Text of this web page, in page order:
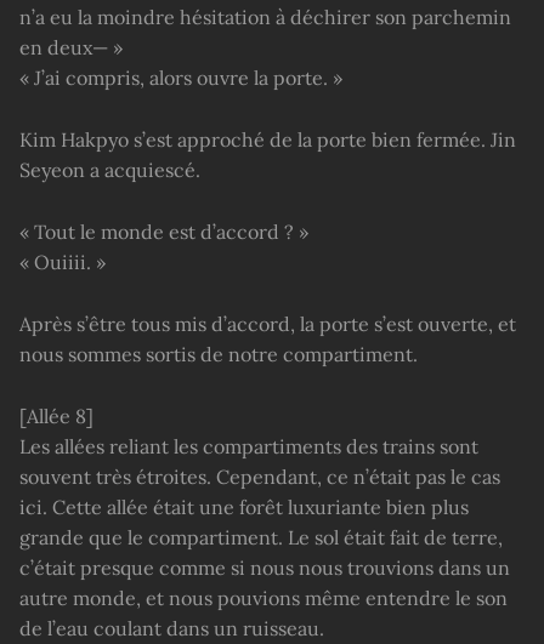
n’a eu la moindre hésitation à déchirer son parchemin
en deux— »
« J’ai compris, alors ouvre la porte. »
Kim Hakpyo s’est approché de la porte bien fermée. Jin
Seyeon a acquiescé.
« Tout le monde est d’accord ? »
« Ouiiii. »
Après s’être tous mis d’accord, la porte s’est ouverte, et
nous sommes sortis de notre compartiment.
[Allée 8]
Les allées reliant les compartiments des trains sont
souvent très étroites. Cependant, ce n’était pas le cas
ici. Cette allée était une forêt luxuriante bien plus
grande que le compartiment. Le sol était fait de terre,
c’était presque comme si nous nous trouvions dans un
autre monde, et nous pouvions même entendre le son
de l’eau coulant dans un ruisseau.